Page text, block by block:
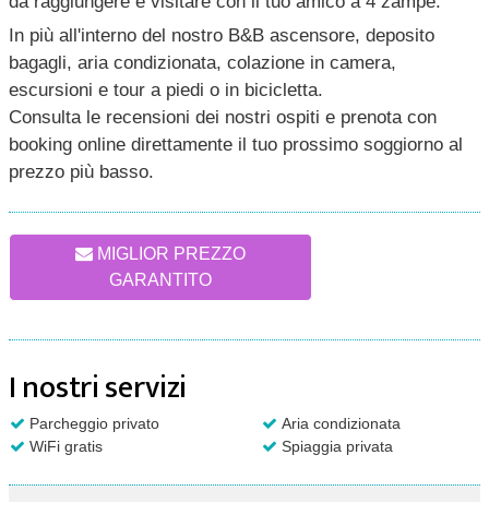
In più all'interno del nostro B&B ascensore, deposito
bagagli, aria condizionata, colazione in camera,
escursioni e tour a piedi o in bicicletta.
Consulta le recensioni dei nostri ospiti e prenota con
booking online direttamente il tuo prossimo soggiorno al
prezzo più basso.
MIGLIOR PREZZO
GARANTITO
I nostri servizi
Parcheggio privato
Aria condizionata
WiFi gratis
Spiaggia privata